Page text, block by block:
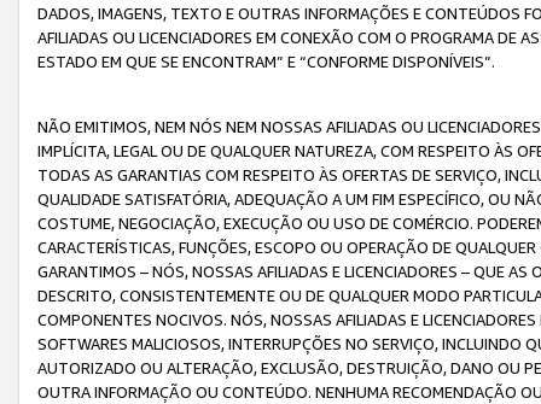
DADOS, IMAGENS, TEXTO E OUTRAS INFORMAÇÕES E CONTEÚDOS
AFILIADAS OU LICENCIADORES EM CONEXÃO COM O PROGRAMA DE
ESTADO EM QUE SE ENCONTRAM” E “CONFORME DISPONÍVEIS”.
NÃO EMITIMOS, NEM NÓS NEM NOSSAS AFILIADAS OU
IMPLÍCITA, LEGAL OU DE QUALQUER NATUREZA, COM RESPEITO ÀS
TODAS AS GARANTIAS COM RESPEITO ÀS OFERTAS DE SERVIÇO,
QUALIDADE SATISFATÓRIA, ADEQUAÇÃO A UM FIM ESPECÍFICO, OU
COSTUME, NEGOCIAÇÃO, EXECUÇÃO OU USO DE COMÉRCIO.
CARACTERÍSTICAS, FUNÇÕES, ESCOPO OU OPERAÇÃO DE
GARANTIMOS – NÓS, NOSSAS AFILIADAS E LICENCIADORES – QUE
DESCRITO, CONSISTENTEMENTE OU DE QUALQUER MODO
COMPONENTES NOCIVOS. NÓS, NOSSAS AFILIADAS E
SOFTWARES MALICIOSOS, INTERRUPÇÕES NO SERVIÇO, INCLUINDO
AUTORIZADO OU ALTERAÇÃO, EXCLUSÃO, DESTRUIÇÃO, DANO OU
OUTRA INFORMAÇÃO OU CONTEÚDO. NENHUMA RECOMENDAÇÃO